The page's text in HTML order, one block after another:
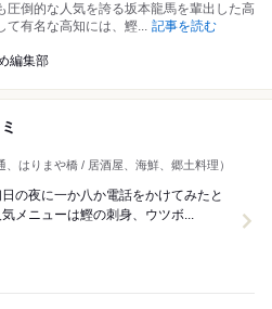
圧倒的な人気を誇る坂本龍馬を輩出した高
て有名な高知には、鰹... 記事を読む
編集部
、はりまや橋 / 居酒屋、海鮮、郷土料理）
の夜に一か八か電話をかけてみたと
メニューは鰹の刺身、ウツボ...